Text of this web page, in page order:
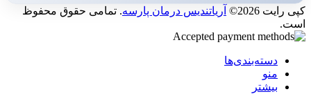
کپی رایت 2026© آریاتندیس درمان پارسه. تمامی حقوق محفوظ
است.
دسته‌بندی‌ها
منو
بیشتر